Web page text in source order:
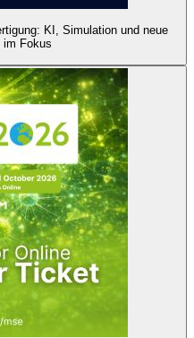
KI, Simulation und neue
im Fokus